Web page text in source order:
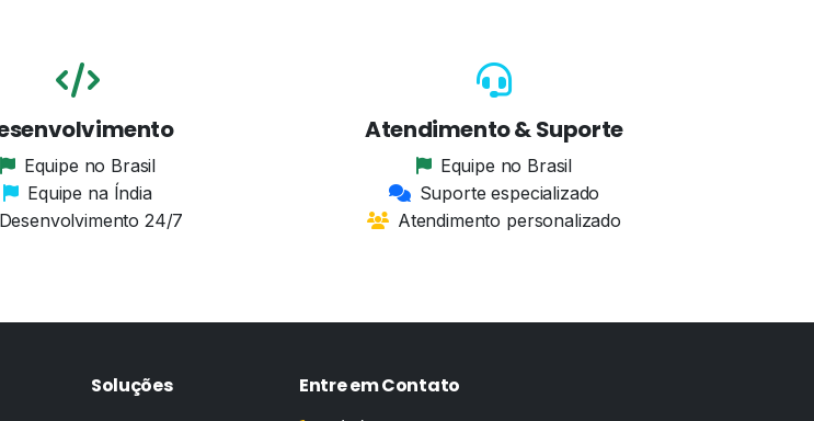
Equipe no Brasil
Equipe na Índia
Desenvolvimento 24/7
Atendimento & Suporte
Equipe no Brasil
Suporte especializado
Atendimento personalizado
Soluções Entre em Contato